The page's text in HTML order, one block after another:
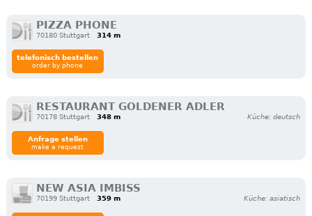
PIZZA PHONE
70180 Stuttgart 314 m
telefonisch bestellen
order by phone
RESTAURANT GOLDENER ADLER
70178 Stuttgart 348 m Küche: deutsch
Anfrage stellen
make a request
NEW ASIA IMBISS
70199 Stuttgart 359 m Küche: asiatisch